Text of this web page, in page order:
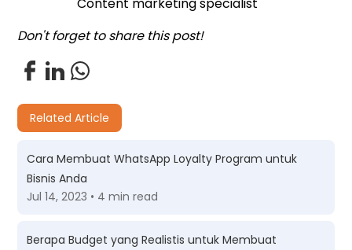
Don't forget to share this post!
Related Article
Cara Membuat WhatsApp Loyalty Program untuk
Bisnis Anda
Jul 14, 2023 • 4 min read
Berapa Budget yang Realistis untuk Membuat